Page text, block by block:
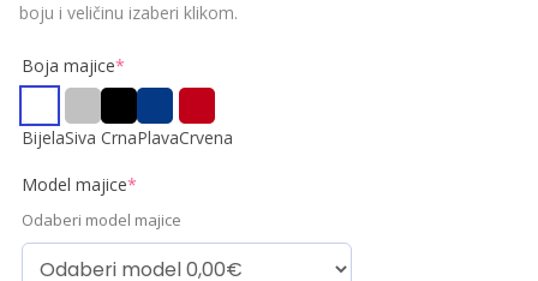
boju i veličinu izaberi klikom.
Boja majice*
BijelaSiva CrnaPlavaCrvena
Model majice*
Odaberi model majice